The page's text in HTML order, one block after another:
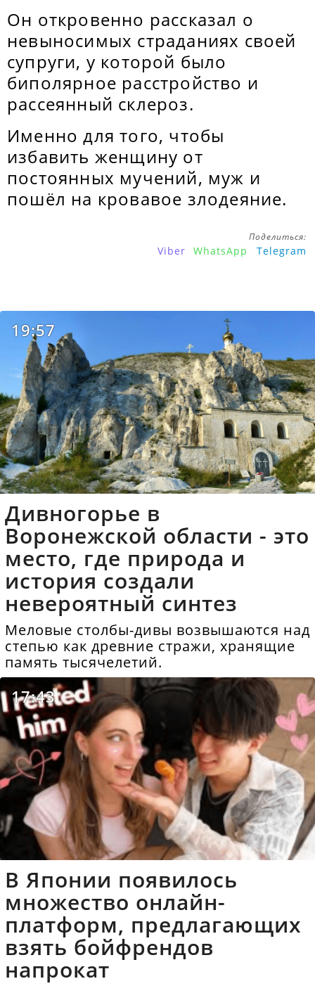
Он откровенно рассказал о
невыносимых страданиях своей
супруги, у которой было
биполярное расстройство и
рассеянный склероз.
Именно для того, чтобы
избавить женщину от
постоянных мучений, муж и
пошёл на кровавое злодеяние.
Поделиться:
Viber WhatsApp Telegram
19:57
Дивногорье в
Воронежской области - это
место, где природа и
история создали
невероятный синтез
Меловые столбы-дивы возвышаются над
степью как древние стражи, хранящие
память тысячелетий.
17:43
В Японии появилось
множество онлайн-
платформ, предлагающих
взять бойфрендов
напрокат